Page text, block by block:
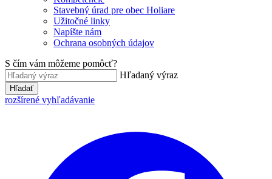
Stavebný úrad pre obec Holiare
Užitočné linky
Napíšte nám
Ochrana osobných údajov
S čím vám môžeme pomôcť?
Hľadaný výraz
Hľadať
rozšírené vyhľadávanie